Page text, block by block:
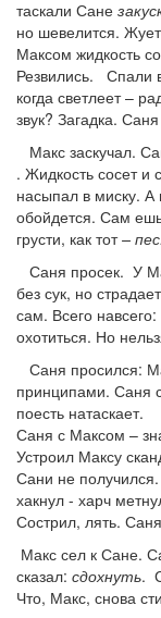
таскали Сане
но шевелится.
Максом жидкость
Резвились. Спали
когда светлеет –
звук? Загадка.
Макс заскучал.
. Жидкость сосет и
насыпал в миску.
обойдется. Сам
грусти, как тот– пес.
Саня просек. У
без сук, но
сам. Всего
охотиться. Но
Саня просился:
принципами. Саня
поесть натаскает.
Саня с Максом –
Устроил Максу
Сани не
хакнул - харч
Сострил, лять.
Макс сел к Сане.
сказал: сдохнуть.
Что, Макс, снова